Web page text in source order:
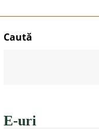
Caută
E-uri